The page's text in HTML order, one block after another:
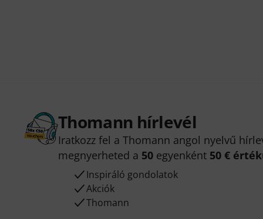
Thomann hírlevél
Iratkozz fel a Thomann angol nyelvű
megnyerheted a 50 egyenként 50 €
Inspiráló gondolatok
Akciók
Thomann